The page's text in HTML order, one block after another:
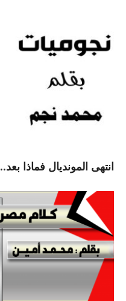
انتهى المونديال فماذا بعد.. ؟